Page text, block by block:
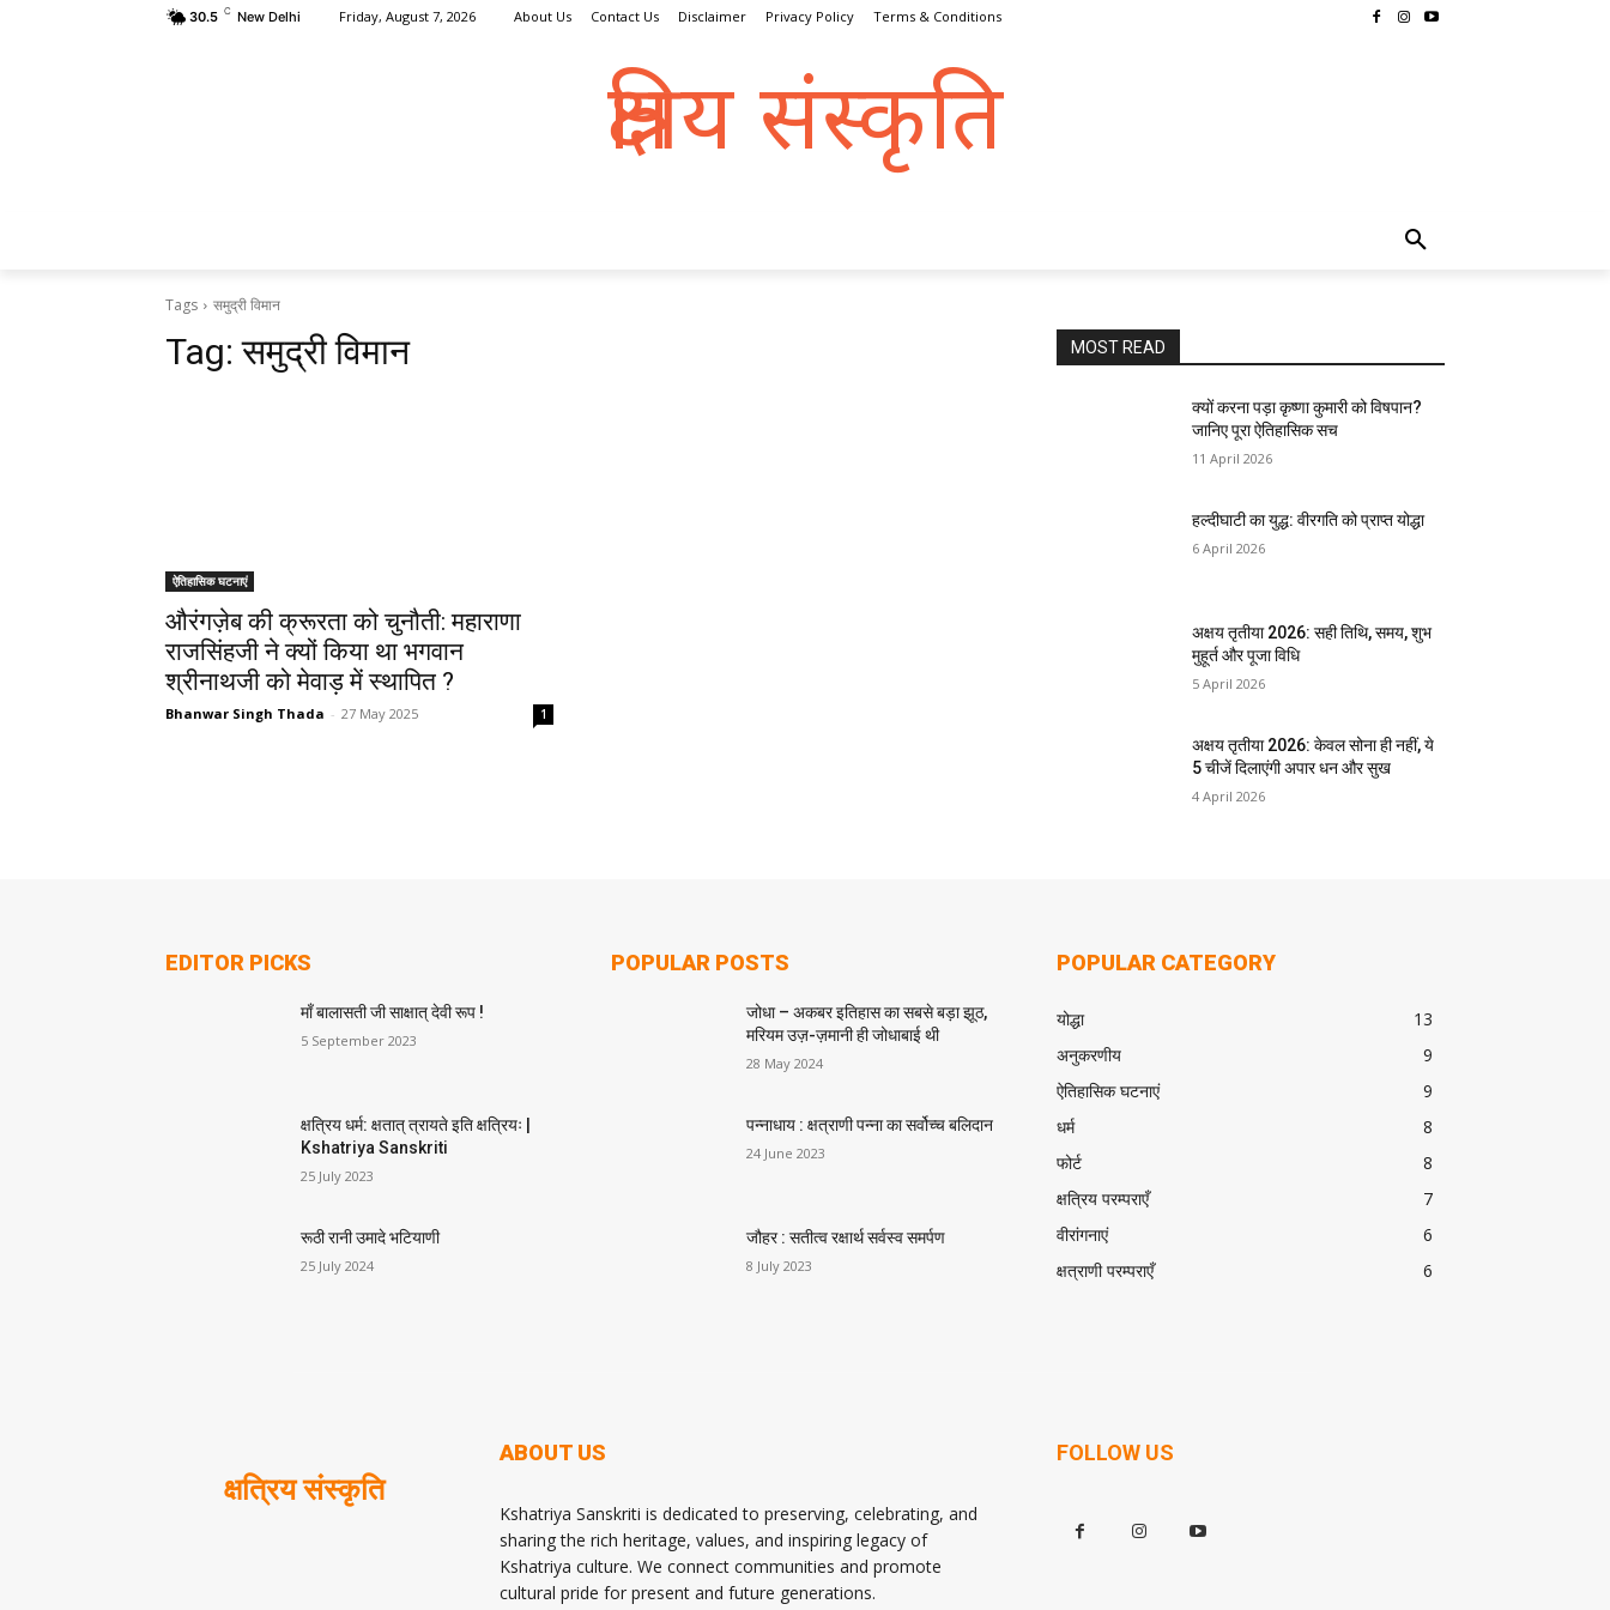
30.5 C New Delhi Friday, August 7, 2026 About Us Contact Us Disclaimer Privacy Policy Terms & Conditions
क्षत्रिय संस्कृति
Tags समुद्री विमान
Tag:समुद्री विमान
ऐतिहासिक घटनाएं
औरंगज़ेब की क्रूरता को चुनौती: महाराणा
राजसिंहजी ने क्यों किया था भगवान
श्रीनाथजी को मेवाड़ में स्थापित ?
Bhanwar Singh Thada - 27 May 2025 1
MOST READ
क्यों करना पड़ा कृष्णा कुमारी को विषपान?
जानिए पूरा ऐतिहासिक सच
11 April 2026
हल्दीघाटी का युद्ध: वीरगति को प्राप्त योद्धा
6 April 2026
अक्षय तृतीया 2026: सही तिथि, समय, शुभ
मुहूर्त और पूजा विधि
5 April 2026
अक्षय तृतीया 2026: केवल सोना ही नहीं, ये
5 चीजें दिलाएंगी अपार धन और सुख
4 April 2026
EDITOR PICKS
माँ बालासती जी साक्षात् देवी रूप !
5 September 2023
क्षत्रिय धर्म: क्षतात् त्रायते इति क्षत्रियः |
Kshatriya Sanskriti
25 July 2023
रूठी रानी उमादे भटियाणी
25 July 2024
POPULAR POSTS
जोधा – अकबर इतिहास का सबसे बड़ा झूठ,
मरियम उज़-ज़मानी ही जोधाबाई थी
28 May 2024
पन्नाधाय : क्षत्राणी पन्ना का सर्वोच्च बलिदान
24 June 2023
जौहर : सतीत्व रक्षार्थ सर्वस्व समर्पण
8 July 2023
POPULAR CATEGORY
योद्धा
13
अनुकरणीय
9
ऐतिहासिक घटनाएं
9
धर्म
8
फोर्ट
8
क्षत्रिय परम्पराएँ
7
वीरांगनाएं
6
क्षत्राणी परम्पराएँ
6
क्षत्रिय संस्कृति
ABOUT US
Kshatriya Sanskriti is dedicated to preserving, celebrating, and
sharing the rich heritage, values, and inspiring legacy of
Kshatriya culture. We connect communities and promote
cultural pride for present and future generations.
FOLLOW US